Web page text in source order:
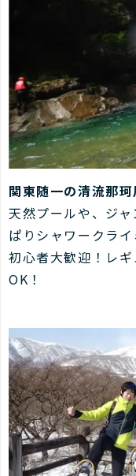
関東随一の清流那
天然プールや、ジ
ぱりシャワークライ
初心者大歓迎！レ
OK！